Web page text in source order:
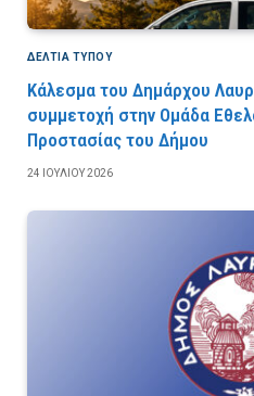
ΔΕΛΤΙΑ ΤΥΠΟΥ
Κάλεσμα του Δημάρχου
συμμετοχή στην Ομάδα
Προστασίας του Δήμου
24 ΙΟΥΛΊΟΥ 2026